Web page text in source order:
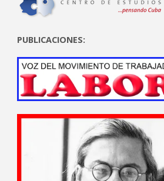
PUBLICACIONES: